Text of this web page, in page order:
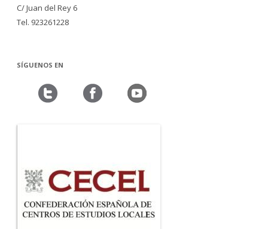
C/ Juan del Rey 6
Tel. 923261228
SÍGUENOS EN